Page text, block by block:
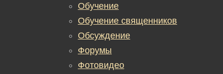
Обучение
Обучение священников
Обсуждение
Форумы
Фотовидео